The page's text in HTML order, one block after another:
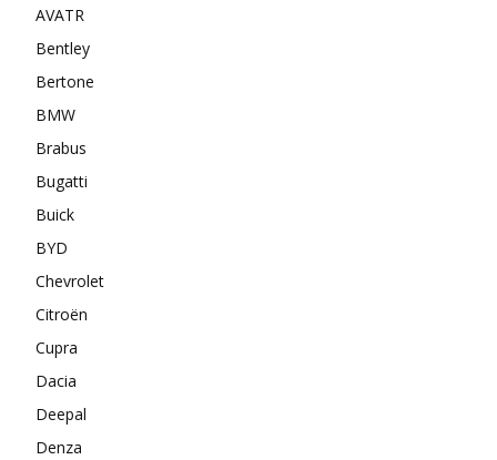
AVATR
Bentley
Bertone
BMW
Brabus
Bugatti
Buick
BYD
Chevrolet
Citroën
Cupra
Dacia
Deepal
Denza